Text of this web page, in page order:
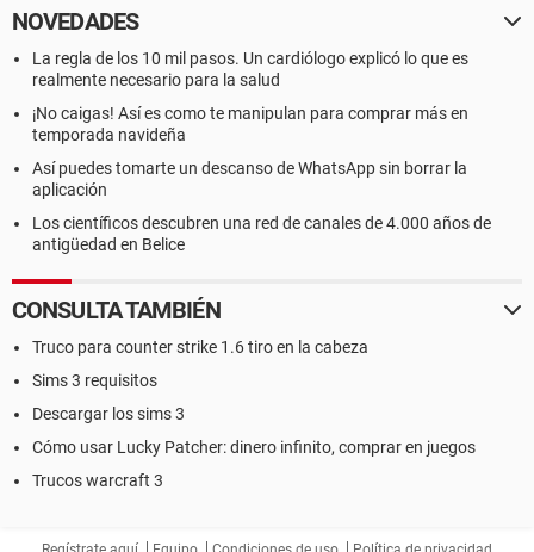
NOVEDADES
La regla de los 10 mil pasos. Un cardiólogo explicó lo que es
realmente necesario para la salud
¡No caigas! Así es como te manipulan para comprar más en
temporada navideña
Así puedes tomarte un descanso de WhatsApp sin borrar la
aplicación
Los científicos descubren una red de canales de 4.000 años de
antigüedad en Belice
CONSULTA TAMBIÉN
Truco para counter strike 1.6 tiro en la cabeza
Sims 3 requisitos
Descargar los sims 3
Cómo usar Lucky Patcher: dinero infinito, comprar en juegos
Trucos warcraft 3